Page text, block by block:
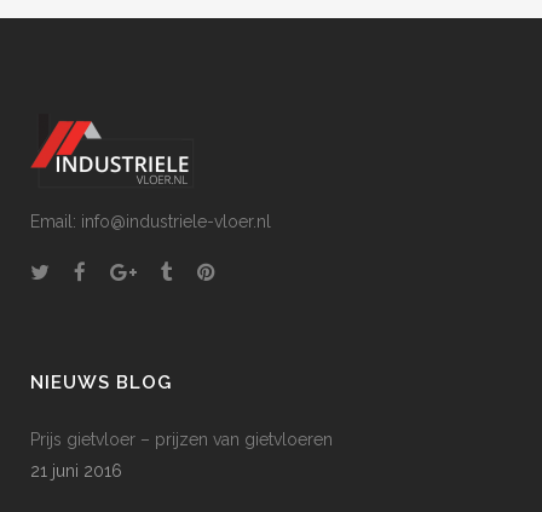
Email: info@industriele-vloer.nl
NIEUWS BLOG
Prijs gietvloer – prijzen van gietvloeren
21 juni 2016